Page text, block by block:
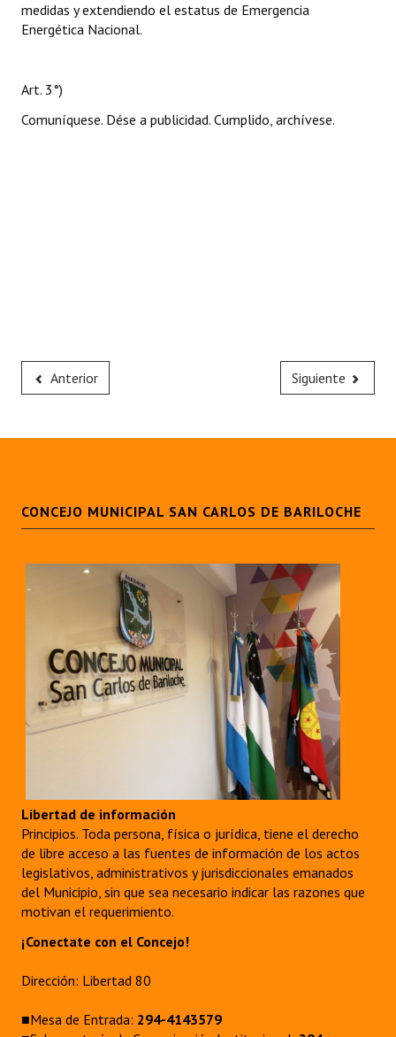
medidas y extendiendo el estatus de Emergencia
Energética Nacional.
Art. 3°)
Comuníquese. Dése a publicidad. Cumplido, archívese.
Anterior Siguiente
CONCEJO MUNICIPAL SAN CARLOS DE BARILOCHE
Libertad de información
Principios. Toda persona, física o jurídica, tiene el derecho
de libre acceso a las fuentes de información de los actos
legislativos, administrativos y jurisdiccionales emanados
del Municipio, sin que sea necesario indicar las razones que
motivan el requerimiento.
¡Conectate con el Concejo!
Dirección: Libertad 80
■Mesa de Entrada: 294-4143579